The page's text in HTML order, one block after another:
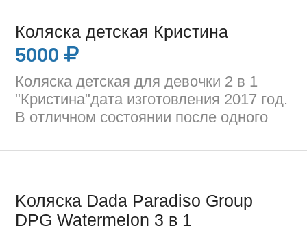
Коляска детская Кристина
5000
Коляска детская для девочки 2 в 1
"Кристина"дата изготовления 2017 год.
В отличном состоянии после одного
Kоляскa Dada Paradiso Group
DPG Watermelon 3 в 1